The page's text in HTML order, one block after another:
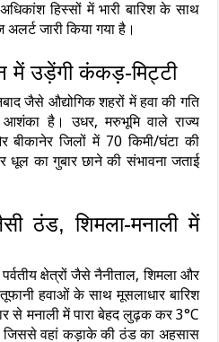
हिस्सों में भारी बारिश के साथ
जारी किया गया है।
में उड़ेंगी कंकड़-मिट्टी
जैसे औद्योगिक शहरों में हवा की गति
है। उधर, मरुभूमि वाले राज्य
जिलों में 70 किमी/घंटा की
का गुबार छाने की संभावना जताई
ठंड, शिमला-मनाली में
क्षेत्रों जैसे नैनीताल, शिमला और
हवाओं के साथ मूसलाधार बारिश
से मनाली में पारा बेहद लुढ़क कर 3°C
वहां कड़ाके की ठंड का अहसास